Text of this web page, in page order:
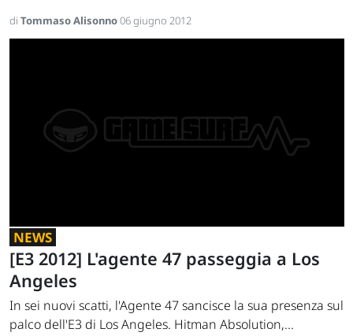
di Tommaso Alisonno06 giugno 2012
NEWS
[E3 2012] L'agente 47 passeggia a Los
Angeles
In sei nuovi scatti, l'Agente 47 sancisce la sua presenza sul
palco dell'E3 di Los Angeles. Hitman Absolution,...